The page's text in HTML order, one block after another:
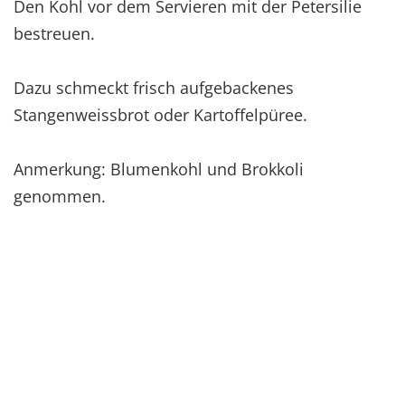
Den Kohl vor dem Servieren mit der Petersilie
bestreuen.
Dazu schmeckt frisch aufgebackenes
Stangenweissbrot oder Kartoffelpüree.
Anmerkung: Blumenkohl und Brokkoli
genommen.